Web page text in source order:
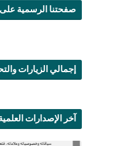
صفحتنا الرسمية
إجمالي الزيارات
آخر الإصدارات